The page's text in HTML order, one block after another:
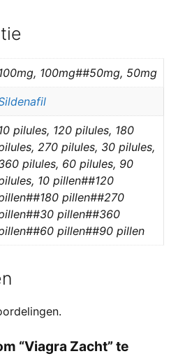
100mg##50mg, 50mg
pilules, 120 pilules, 180
270 pilules, 30 pilules,
pilules, 60 pilules, 90
10 pillen##120
pillen##270
pillen##360
pillen##90 pillen
“Viagra Zacht” te